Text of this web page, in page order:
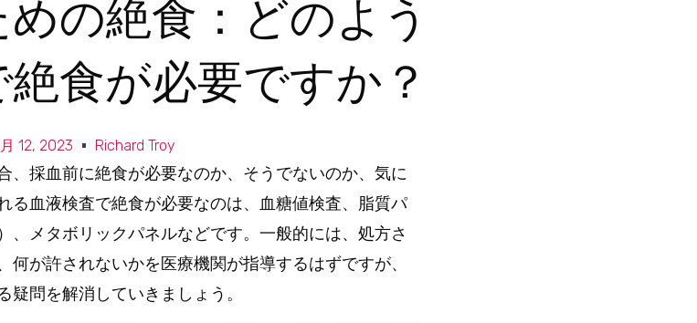
の絶食：どのよう
食が必要ですか？
12, 2023 Richard Troy
、採血前に絶食が必要なのか、そうでないのか、気に
る血液検査で絶食が必要なのは、血糖値検査、脂質パ
、メタボリックパネルなどです。一般的には、処方さ
が許されないかを医療機関が指導するはずですが、
問を解消していきましょう。